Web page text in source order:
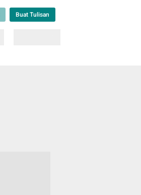
Buat Tulisan